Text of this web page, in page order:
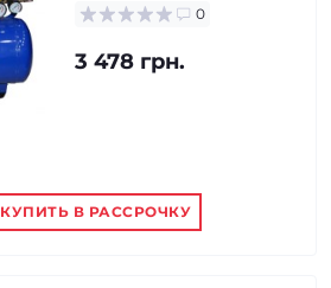
0
3 478 грн.
КУПИТЬ В РАССРОЧКУ